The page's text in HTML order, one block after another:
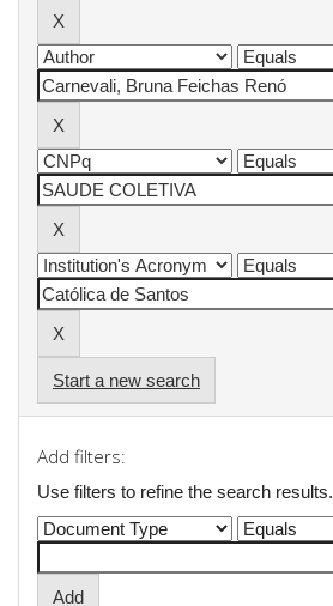
Start a new search
Add filters:
Use filters to refine the search results.